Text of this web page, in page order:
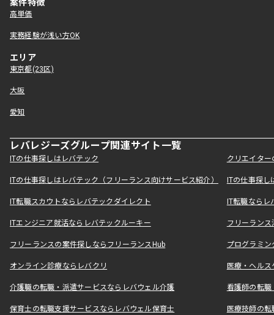
案件特徴
高単価
実務経験が浅い方OK
エリア
東京都(23区)
大阪
愛知
レバレジーズグループ関連サイト一覧
ITの仕事探しはレバテック クリエイタ
ITの仕事探しはレバテック（フリーランス向けサービス紹介） ITの仕事探
IT転職スカウトならレバテックダイレクト IT転職なら
ITエンジニア就活ならレバテックルーキー フリーラン
フリーランスの案件探しならフリーランスHub プログラミ
オンライン診療ならレバクリ 医療・ヘル
介護職の転職・派遣サービスならレバウェル介護 看護師の転
保育士の転職支援サービスならレバウェル保育士 医療技師の